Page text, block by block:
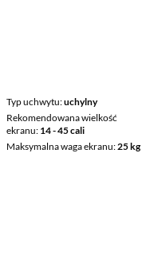
Typ uchwytu uchylny
Rekomendowana wielkość
ekranu 14 - 45 cali
Maksymalna waga ekranu 25 kg